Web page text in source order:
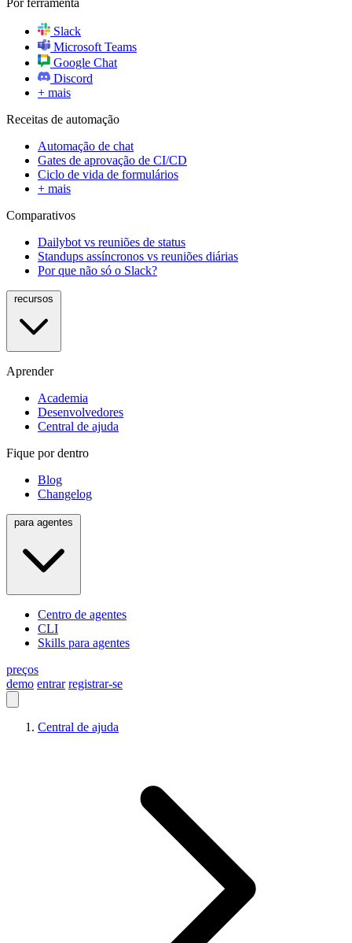
Por ferramenta
Slack
Microsoft Teams
Google Chat
Discord
+ mais
Receitas de automação
Automação de chat
Gates de aprovação de CI/CD
Ciclo de vida de formulários
+ mais
Comparativos
Dailybot vs reuniões de status
Standups assíncronos vs reuniões diárias
Por que não só o Slack?
Aprender
Academia
Desenvolvedores
Central de ajuda
Fique por dentro
Blog
Changelog
Centro de agentes
CLI
Skills para agentes
preços
demo entrar registrar-se
Central de ajuda